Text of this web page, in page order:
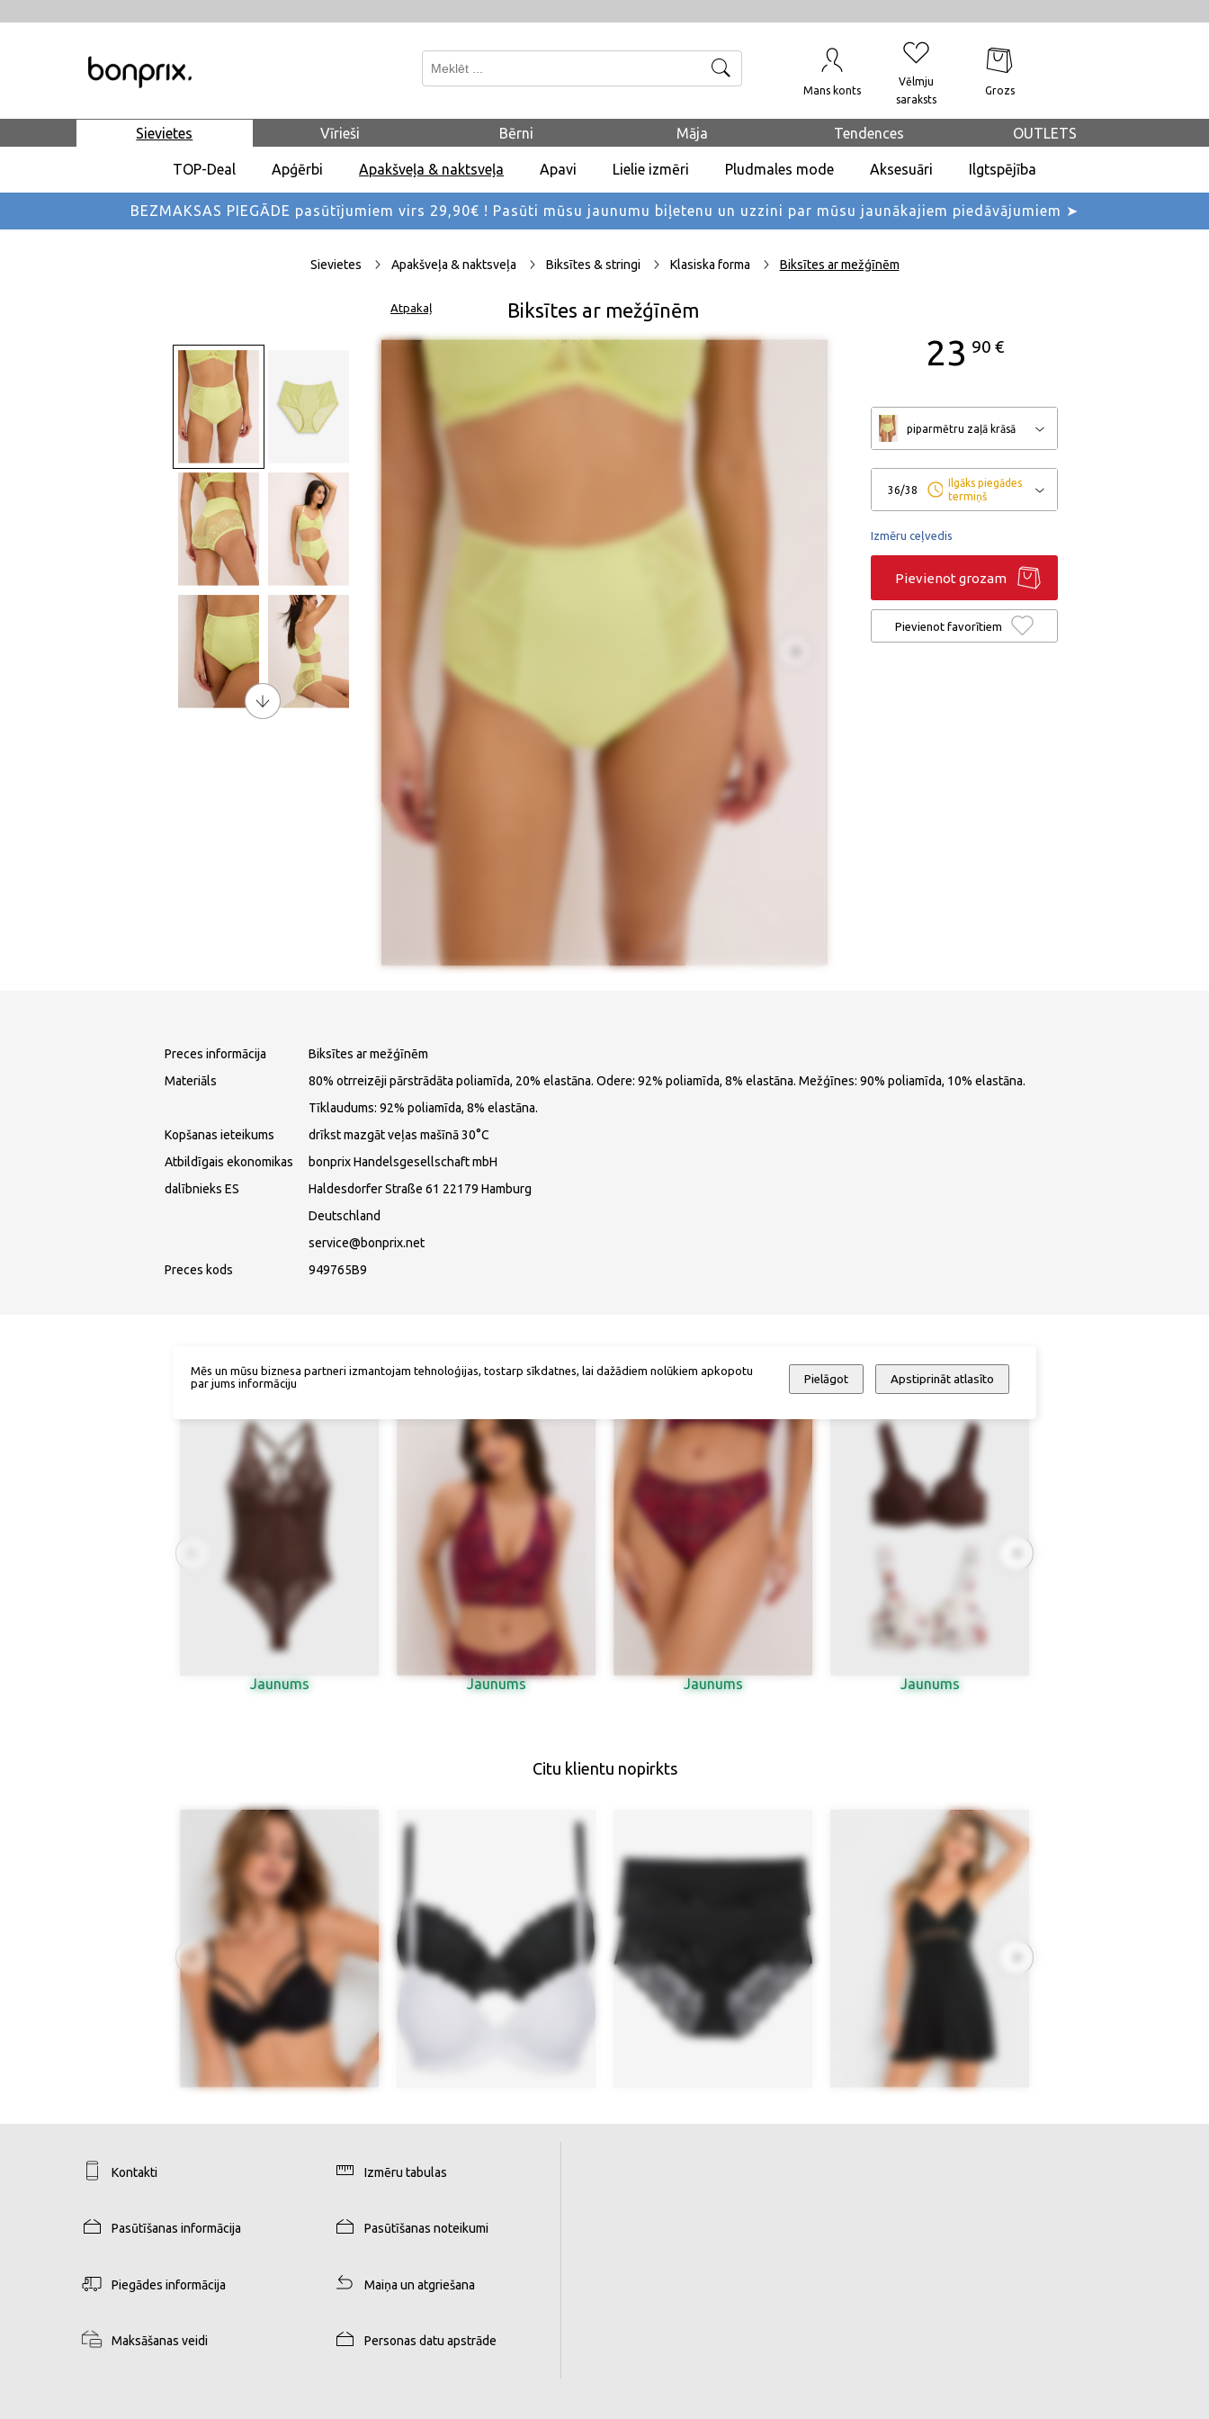
Meklēt
Mans konts
Vēlmju
saraksts
Grozs
Sievietes
TOP-Deal Apģērbi Apakšveļa & naktsveļa Apavi Lielie izmēri Pludmales mode Aksesuāri Ilgtspējība
Vīrieši Bērni Māja Tendences OUTLETS
BEZMAKSAS PIEGĀDE pasūtījumiem virs 29,90€ ! Pasūti mūsu jaunumu biļetenu un uzzini par mūsu jaunākajiem piedāvājumiem ➤
Sievietes Apakšveļa & naktsveļa Biksītes & stringi Klasiska forma Biksītes ar mežģīnēm
Atpakaļ Biksītes ar mežģīnēm
23 90 €
piparmētru zaļā krāsā
36/38
Ilgāks piegādes
termiņš
Izmēru ceļvedis
Pievienot grozam
Pievienot favorītiem
Preces informācija
Biksītes ar mežģīnēm
Materiāls
80% otrreizēji pārstrādāta poliamīda, 20% elastāna. Odere: 92% poliamīda, 8% elastāna. Mežģīnes: 90% poliamīda, 10% elastāna.
Tīklaudums: 92% poliamīda, 8% elastāna.
Kopšanas ieteikums
drīkst mazgāt veļas mašīnā 30°C
Atbildīgais ekonomikas
dalībnieks ES
bonprix Handelsgesellschaft mbH
Haldesdorfer Straße 61 22179 Hamburg
Deutschland
service@bonprix.net
Preces kods
949765B9
Jaunums Jaunums Jaunums Jaunums
Citu klientu nopirkts
Kontakti Izmēru tabulas
Pasūtīšanas informācija Pasūtīšanas noteikumi
Piegādes informācija Maiņa un atgriešana
Maksāšanas veidi Personas datu apstrāde
Mēs un mūsu biznesa partneri izmantojam tehnoloģijas, tostarp sīkdatnes, lai dažādiem nolūkiem apkopotu
par jums informāciju
Pielāgot Apstiprināt atlasīto